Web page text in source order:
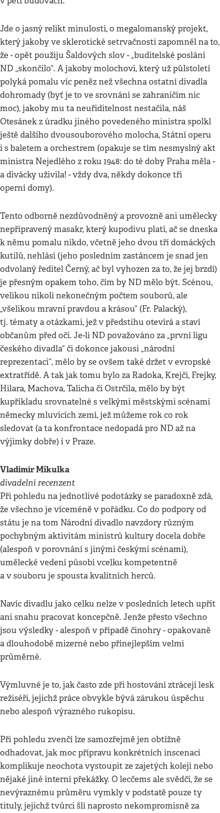
Jde o jasný relikt minulosti, o megalomanský projekt,
který jakoby ve sklerotické setrvačnosti zapomněl na to,
že - opět použiju Šaldových slov - „buditelské poslání
ND „skončilo“. A jakoby molochovi, který už půlstoletí
polyká pomalu víc peněz než všechna ostatní divadla
dohromady (byť je to ve srovnání se zahraničím nic
moc), jakoby mu ta neuřiditelnost nestačila, náš
Otesánek z úradku jiného povedeného ministra spolkl
ještě dalšího dvousouborového molocha, Státní operu
i s baletem a orchestrem (opakuje se tím nesmyslný akt
ministra Nejedlého z roku 1948: do té doby Praha měla -
a divácky uživila! - vždy dva, někdy dokonce tři
operní domy).
Tento odborně nezdůvodněný a provozně ani umělecky
nepřipravený masakr, který kupodivu platí, ač se dneska
k němu pomalu nikdo, včetně jeho dvou tří domáckých
kutilů, nehlásí (jeho posledním zastáncem je snad jen
odvolaný ředitel Černý, ač byl vyhozen za to, že jej brzdí)
je přesným opakem toho, čím by ND mělo být. Scénou,
velikou nikoli nekonečným počtem souborů, ale
„všelikou mravní pravdou a krásou“ (Fr. Palacký),
tj. tématy a otázkami, jež v předstihu otevírá a staví
občanům před oči. Je-li ND považováno za „první ligu
českého divadla“ či dokonce jakousi „národní
reprezentaci“, mělo by se ovšem také držet v evropské
extratřídě. A tak jak tomu bylo za Radoka, Krejči, Frejky,
Hilara, Machova, Talicha či Ostrčila, mělo by být
kupříkladu srovnatelné s velkými městskými scénami
německy mluvících zemí, jež můžeme rok co rok
sledovat (a ta konfrontace nedopadá pro ND až na
výjimky dobře) i v Praze.
Vladimír Mikulka
divadelní recenzent
Při pohledu na jednotlivé podotázky se paradoxně zdá,
že všechno je víceméně v pořádku. Co do podpory od
státu je na tom Národní divadlo navzdory různým
pochybným aktivitám ministrů kultury docela dobře
(alespoň v porovnání s jinými českými scénami),
umělecké vedení působí vcelku kompetentně
a v souboru je spousta kvalitních herců.
Navíc divadlu jako celku nelze v posledních letech upřít
ani snahu pracovat koncepčně. Jenže přesto všechno
jsou výsledky - alespoň v případě činohry - opakovaně
a dlouhodobě mizerné nebo přinejlepším velmi
průměrné.
Výmluvné je to, jak často zde při hostování ztrácejí lesk
režiséři, jejichž práce obvykle bývá zárukou úspěchu
nebo alespoň výrazného rukopisu.
Při pohledu zvenčí lze samozřejmě jen obtížně
odhadovat, jak moc přípravu konkrétních inscenací
komplikuje neochota vystoupit ze zajetých kolejí nebo
nějaké jiné interní překážky. O lecčems ale svědčí, že se
nevýraznému průměru vymkly v podstatě pouze ty
tituly, jejichž tvůrci šli naprosto nekompromisně za